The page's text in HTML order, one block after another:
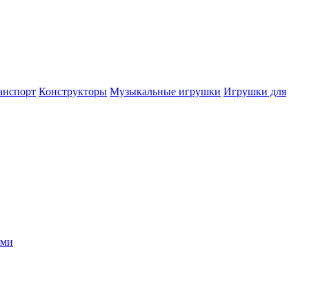
Конструкторы Музыкальные игрушки Игрушки для